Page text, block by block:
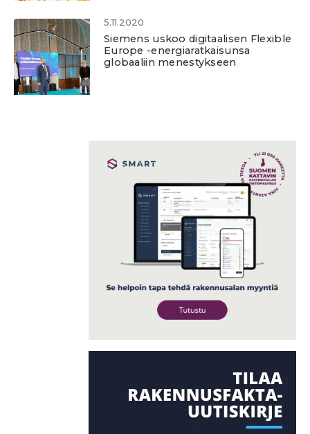
5.11.2020
Siemens uskoo digitaalisen Flexible
Europe -energiaratkaisunsa
globaaliin menestykseen